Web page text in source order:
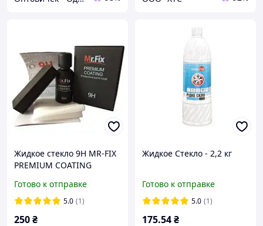
Жидкое стекло 9H MR-FIX
PREMIUM COATING
жидкая керамика,
гидрофобное покрытие
Готово к отправке
5.0 (1)
250₴
Жидкое Стекло - 2,2 кг
Готово к отправке
5.0 (1)
175.54₴